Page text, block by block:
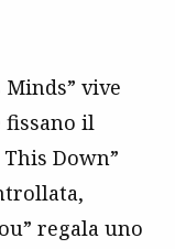
vive
fissano il
Down”
regala uno